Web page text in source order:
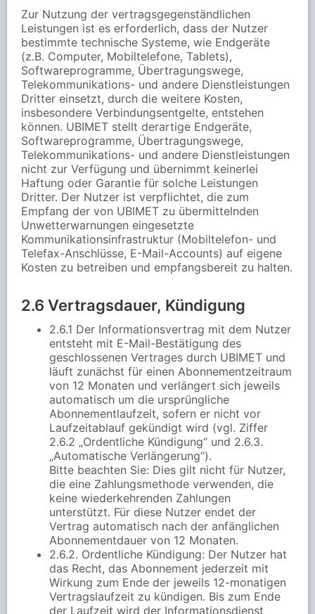
Zur Nutzung der vertragsgegenständlichen
Leistungen ist es erforderlich, dass der Nutzer
bestimmte technische Systeme, wie Endgeräte
(z.B. Computer, Mobiltelefone, Tablets),
Softwareprogramme, Übertragungswege,
Telekommunikations- und andere Dienstleistungen
Dritter einsetzt, durch die weitere Kosten,
insbesondere Verbindungsentgelte, entstehen
können. UBIMET stellt derartige Endgeräte,
Softwareprogramme, Übertragungswege,
Telekommunikations- und andere Dienstleistungen
nicht zur Verfügung und übernimmt keinerlei
Haftung oder Garantie für solche Leistungen
Dritter. Der Nutzer ist verpflichtet, die zum
Empfang der von UBIMET zu übermittelnden
Unwetterwarnungen eingesetzte
Kommunikationsinfrastruktur (Mobiltelefon- und
Telefax-Anschlüsse, E-Mail-Accounts) auf eigene
Kosten zu betreiben und empfangsbereit zu halten.
2.6 Vertragsdauer, Kündigung
2.6.1 Der Informationsvertrag mit dem Nutzer
entsteht mit E-Mail-Bestätigung des
geschlossenen Vertrages durch UBIMET und
läuft zunächst für einen Abonnementzeitraum
von 12 Monaten und verlängert sich jeweils
automatisch um die ursprüngliche
Abonnementlaufzeit, sofern er nicht vor
Laufzeitablauf gekündigt wird (vgl. Ziffer
2.6.2 „Ordentliche Kündigung“ und 2.6.3.
„Automatische Verlängerung“).
Bitte beachten Sie: Dies gilt nicht für Nutzer,
die eine Zahlungsmethode verwenden, die
keine wiederkehrenden Zahlungen
unterstützt. Für diese Nutzer endet der
Vertrag automatisch nach der anfänglichen
Abonnementdauer von 12 Monaten.
2.6.2. Ordentliche Kündigung: Der Nutzer hat
das Recht, das Abonnement jederzeit mit
Wirkung zum Ende der jeweils 12-monatigen
Vertragslaufzeit zu kündigen. Bis zum Ende
der Laufzeit wird der Informationsdienst